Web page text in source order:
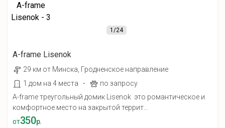
1/24
A-frame Lisenok
29 км от Минска, Гродненское направление
1 дом на 4 места
·
по запросу
A-frame треугольный домик Lisenok это романтическое и
комфортное место на закрытой террит...
от350р.